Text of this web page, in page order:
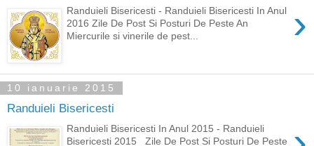
›
Randuieli Bisericesti - Randuieli Bisericesti In Anul
2016 Zile De Post Si Posturi De Peste An
Miercurile si vinerile de pest...
10 ianuarie 2015
Randuieli Bisericesti
Randuieli Bisericesti In Anul 2015 - Randuieli
Bisericesti 2015 Zile De Post Si Posturi De Peste